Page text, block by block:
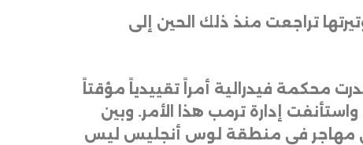
الماضي، لكن وتيرتها تراجعت منذ ذلك الحين إلى
محكمة فيدرالية أمراً تقييدياً مؤقتاً
إدارة ترمب هذا الأمر. وبين
ألفي مهاجر في منطقة لوس أنجليس ليس